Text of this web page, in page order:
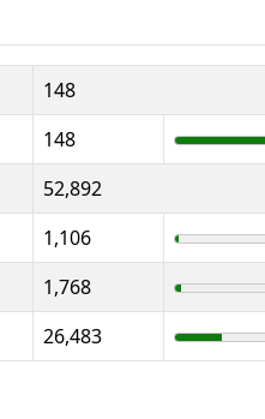
148
148
52,892
1,106
1,768
26,483